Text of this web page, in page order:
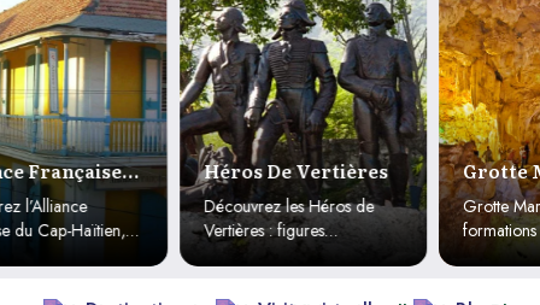
Cap-Haïtien,
où
Héros De Vertières
Découvrez les Héros de
Vertières : figures
emblématiques de
Grotte
Jeanne
Grotte Marie-
formations
histoire